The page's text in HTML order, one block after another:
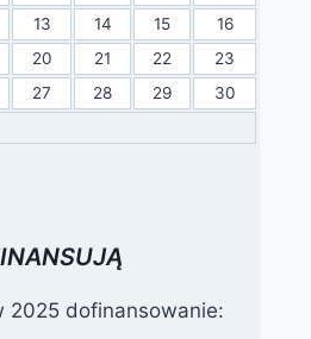
13 14 15
16
20 21 22
23
27 28 29
30
2025 dofinansowanie: